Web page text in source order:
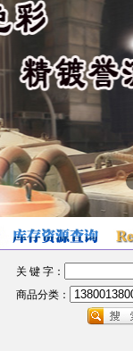
关 键 字：
商品分类：